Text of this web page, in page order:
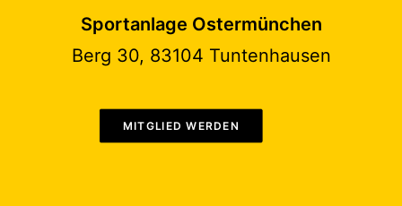
Sportanlage Ostermünchen
Berg 30, 83104 Tuntenhausen
MITGLIED WERDEN